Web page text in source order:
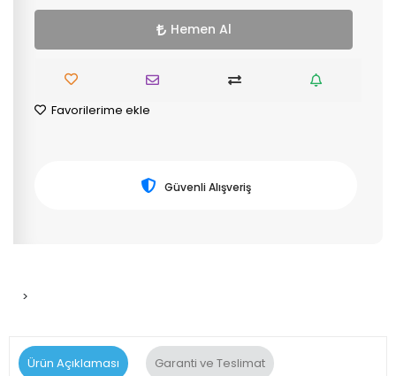
Hemen Al
Favorilerime ekle
Güvenli Alışveriş
>
Ürün Açıklaması Garanti ve Teslimat